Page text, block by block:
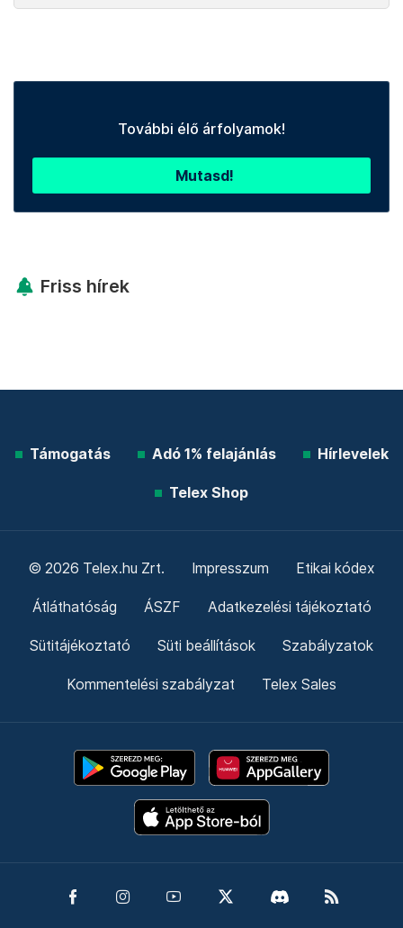
További élő árfolyamok!
Mutasd!
Friss hírek
Támogatás Adó 1% felajánlás Hírlevelek
Telex Shop
© 2026 Telex.hu Zrt. Impresszum Etikai kódex
Átláthatóság ÁSZF Adatkezelési tájékoztató
Sütitájékoztató Süti beállítások Szabályzatok
Kommentelési szabályzat Telex Sales